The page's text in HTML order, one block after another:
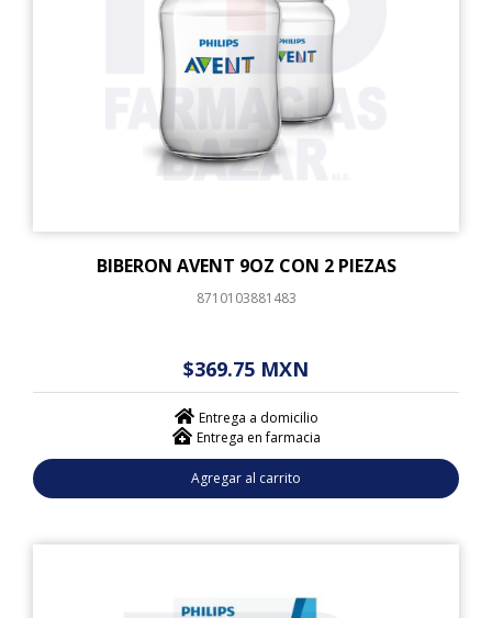
BIBERON AVENT 9OZ CON 2 PIEZAS
8710103881483
$369.75 MXN
Entrega a domicilio
Entrega en farmacia
Agregar al carrito